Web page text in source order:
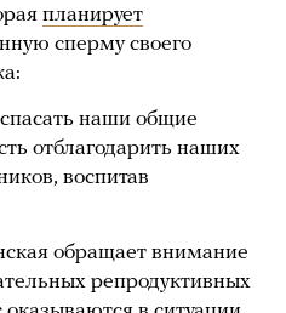
планирует
сперму своего
наши общие
отблагодарить наших
воспитав
обращает внимание
репродуктивных